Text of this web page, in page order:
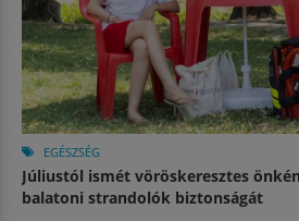
EGÉSZSÉG
Júliustól ismét vöröskeresztes
balatoni strandolók biztonságát